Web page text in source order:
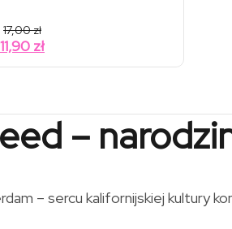
17,00zł
11,90 zł
–
– sercu kalifornijskiej kultury